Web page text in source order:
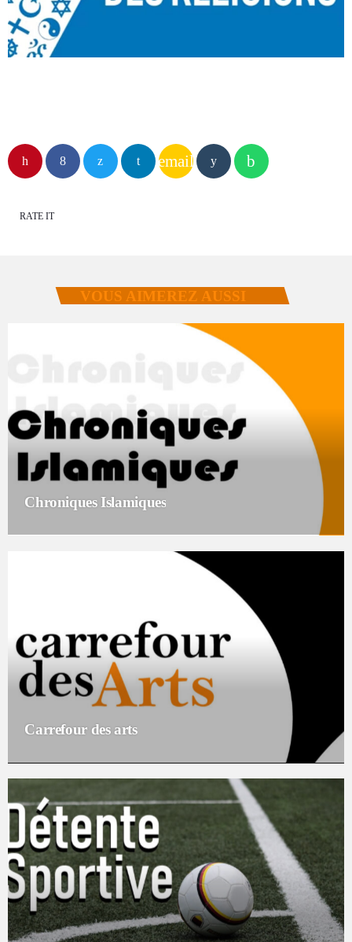
email
RATE IT
VOUS AIMEREZ AUSSI
Chroniques Islamiques
Carrefour des arts